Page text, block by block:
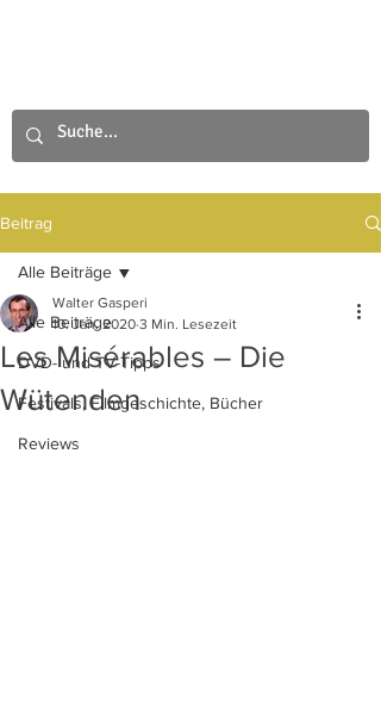
Beitrag
Alle Beiträge
DVD- und TV-Tipps
Festivals, Filmgeschichte, Bücher
Reviews
Alle Beiträge
Les Misérables – Die
Wütenden
Walter Gasperi
10. Jan. 2020 3 Min. Lesezeit